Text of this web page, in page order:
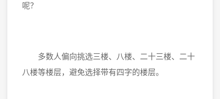
呢？
多数人偏向挑选三楼、八楼、二十三楼、二十
八楼等楼层，避免选择带有四字的楼层。